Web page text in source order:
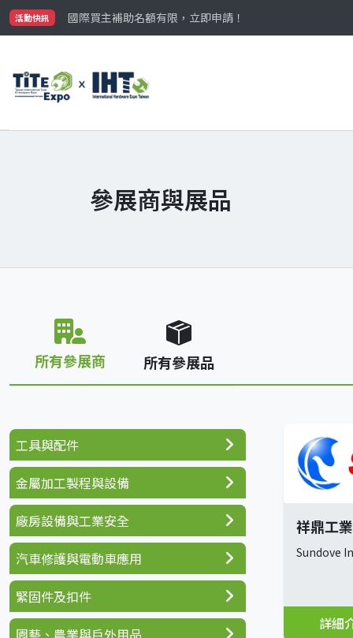
活動快訊
參觀門票開放申請中‼️
最大規模台灣五金展TiTE x IHT，2026/10/20-22與您在
參展商與展品
所有參展商 所有參展品
祥鼎工
Sundove
詳細
工具與配件
金屬加工製程與設備
廠房設備與工業安全
汽車修護與電動車應用
緊固件及扣件
園藝、農業與戶外用品